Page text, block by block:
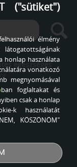
egészséges
("sütiket")
élmény
honlap használata
vonatkozó
megnyomásával
ban foglaltakat és
csak a honlap
k használatát
KÖSZÖNÖM"